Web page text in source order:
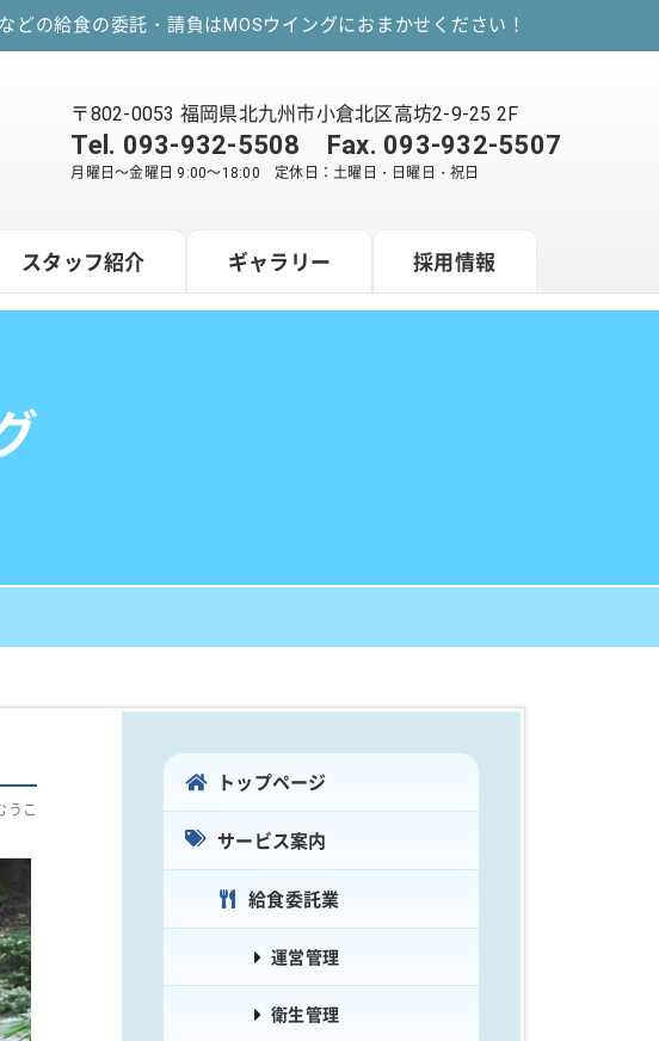
の給食の委託・請負はMOSウイングにおまかせください！
〒802-0053 福岡県北九州市小倉北区高坊2-9-25 2F
Tel. 093-932-5508 Fax. 093-932-5507
月曜日～金曜日 9:00～18:00 定休日：土曜日・日曜日・祝日
スタッフ紹介 ギャラリー 採用情報
うこ
トップページ
サービス案内
給食委託業
運営管理
衛生管理